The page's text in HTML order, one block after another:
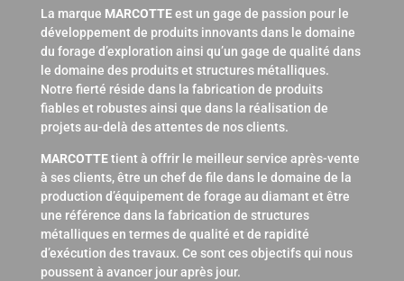
La marque MARCOTTEest un gage de passion pour le
développement de produits innovants dans le domaine
du forage d’exploration ainsi qu’un gage de qualité dans
le domaine des produits et structures métalliques.
Notre fierté réside dans la fabrication de produits
fiables et robustes ainsi que dans la réalisation de
projets au-delà des attentes de nos clients.
MARCOTTEtient à offrir le meilleur service après-vente
à ses clients, être un chef de file dans le domaine de la
production d’équipement de forage au diamant et être
une référence dans la fabrication de structures
métalliques en termes de qualité et de rapidité
d’exécution des travaux. Ce sont ces objectifs qui nous
poussent à avancer jour après jour.